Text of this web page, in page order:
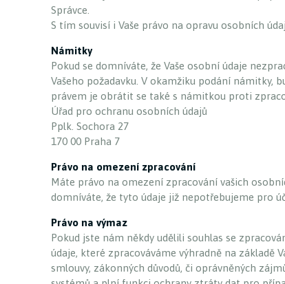
Správce.
S tím souvisí i Vaše právo na opravu osobních
Námitky
Pokud se domníváte, že Vaše osobní údaje
Vašeho požadavku. V okamžiku podání námitky,
právem je obrátit se také s námitkou proti
Úřad pro ochranu osobních údajů
Pplk. Sochora 27
170 00 Praha 7
Právo na omezení zpracování
Máte právo na omezení zpracování vašich
domníváte, že tyto údaje již nepotřebujeme pro
Právo na výmaz
Pokud jste nám někdy udělili souhlas se
údaje, které zpracováváme výhradně na základě
smlouvy, zákonných důvodů, či oprávněných